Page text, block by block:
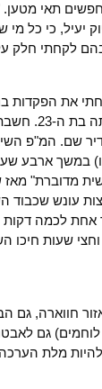
תאי
יעיל, כי כל
לקחתי חלק
את הפקדות
כשהגיעו
שם. המ"פ
במשך ארבע
מדוברת"
עונש שכבוד
אחת לכמה
שעות חיכו
חווארה, גם
לוחמים) גם
להיות מלת